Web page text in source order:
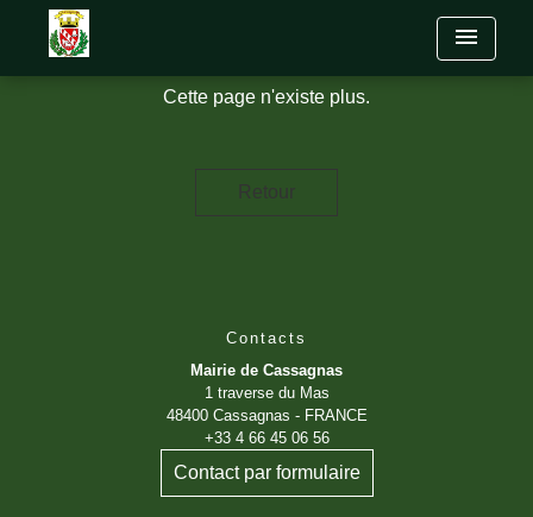
menu
Cette page n'existe plus.
Retour
Contacts
Mairie de Cassagnas
1 traverse du Mas
48400 Cassagnas - FRANCE
+33 4 66 45 06 56
Contact par formulaire